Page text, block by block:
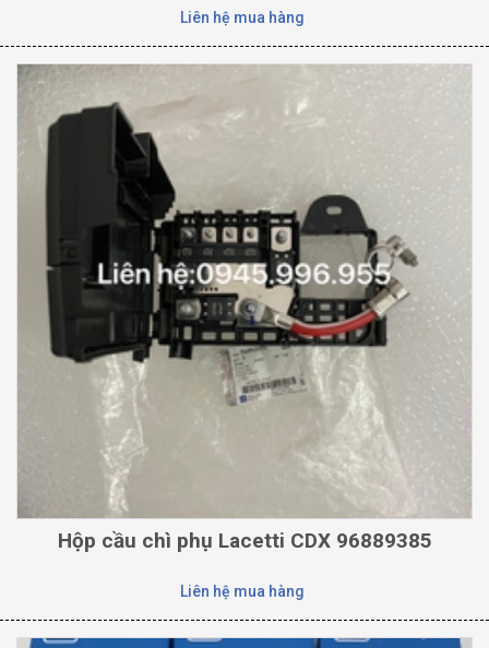
Liên hệ mua hàng
Hộp cầu chì phụ Lacetti CDX 96889385
Liên hệ mua hàng